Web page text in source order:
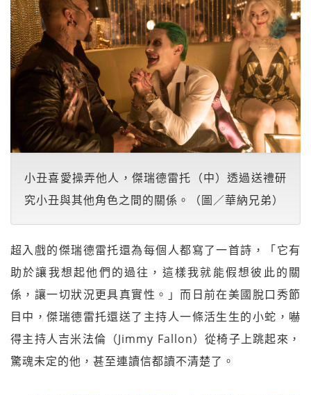
小丑喜愛操弄他人，傑瑞德雷托（中）透過送禮研
究小丑與其他角色之間的關係。（圖／華納兄弟）
超入戲的傑瑞德雷托還為每個人都寫了一首詩，「它有
助於讓我想起他們的過往，這樣我就能假想彼此的關
係，讓一切狀況更具真實性。」而日前在美國脫口秀節
目中，傑瑞德雷托還送了主持人一條活生生的小蛇，嚇
得主持人吉米法倫（Jimmy Fallon）從椅子上跳起來，
驚魂未定的他，甚至連讀信都讀不清楚了。